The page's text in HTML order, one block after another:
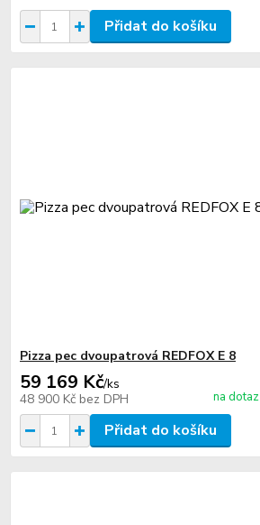
Přidat do košíku
Pizza pec dvoupatrová REDFOX E 8
59 169 Kč/ks
48 900 Kč bez DPH na dotaz
Přidat do košíku